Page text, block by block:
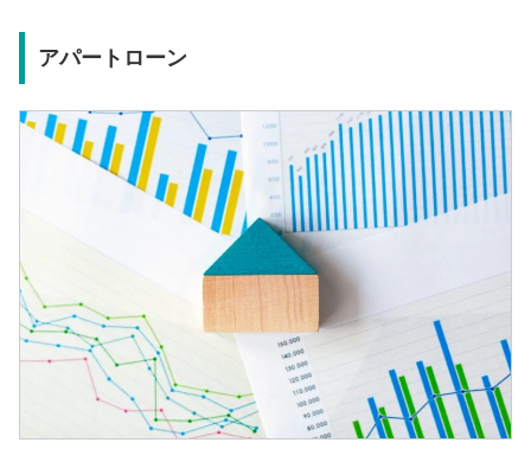
アパートローン